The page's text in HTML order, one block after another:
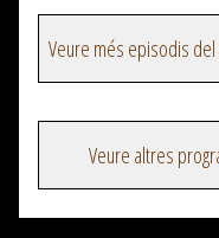
Veure altres